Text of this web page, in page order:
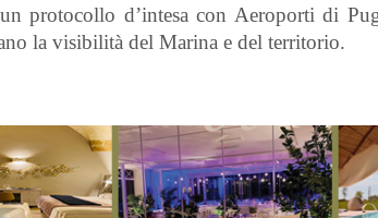
protocollo d’intesa con Aeroporti di
la visibilità del Marina e del territorio.